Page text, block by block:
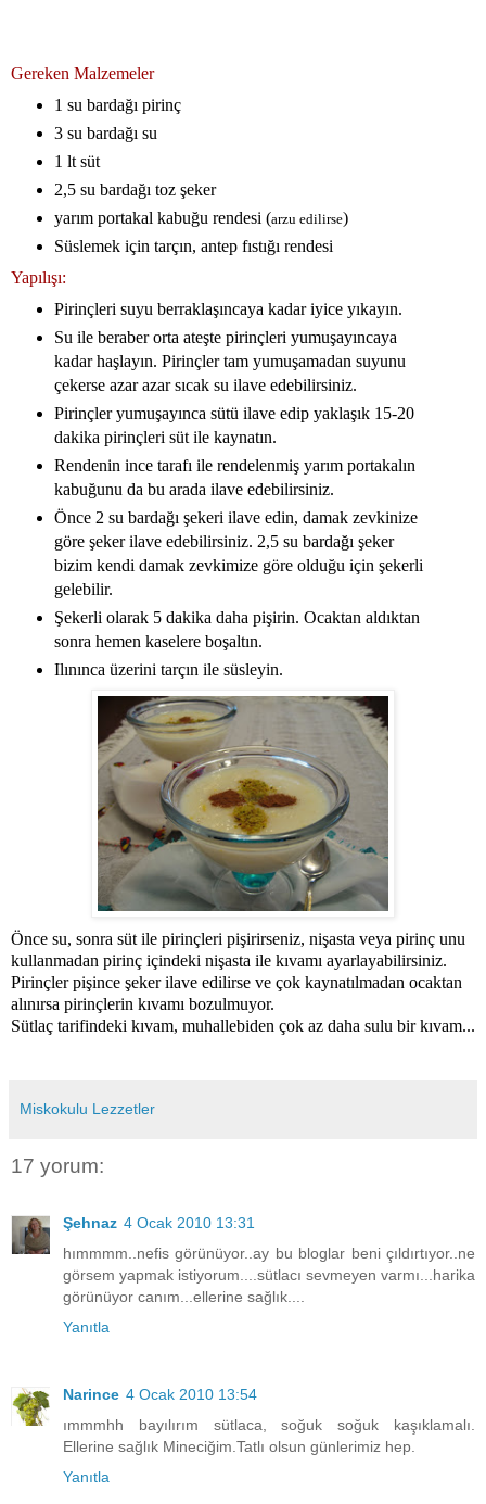
Gereken Malzemeler
1 su bardağı pirinç
3 su bardağı su
1 lt süt
2,5 su bardağı toz şeker
yarım portakal kabuğu rendesi (arzu edilirse)
Süslemek için tarçın, antep fıstığı rendesi
Yapılışı:
Pirinçleri suyu berraklaşıncaya kadar iyice yıkayın.
Su ile beraber orta ateşte pirinçleri yumuşayıncaya
kadar haşlayın. Pirinçler tam yumuşamadan suyunu
çekerse azar azar sıcak su ilave edebilirsiniz.
Pirinçler yumuşayınca sütü ilave edip yaklaşık 15-20
dakika pirinçleri süt ile kaynatın.
Rendenin ince tarafı ile rendelenmiş yarım portakalın
kabuğunu da bu arada ilave edebilirsiniz.
Önce 2 su bardağı şekeri ilave edin, damak zevkinize
göre şeker ilave edebilirsiniz. 2,5 su bardağı şeker
bizim kendi damak zevkimize göre olduğu için şekerli
gelebilir.
Şekerli olarak 5 dakika daha pişirin. Ocaktan aldıktan
sonra hemen kaselere boşaltın.
Ilınınca üzerini tarçın ile süsleyin.
Önce su, sonra süt ile pirinçleri pişirirseniz, nişasta veya pirinç unu
kullanmadan pirinç içindeki nişasta ile kıvamı ayarlayabilirsiniz.
Pirinçler pişince şeker ilave edilirse ve çok kaynatılmadan ocaktan
alınırsa pirinçlerin kıvamı bozulmuyor.
Sütlaç tarifindeki kıvam, muhallebiden çok az daha sulu bir kıvam...
Miskokulu Lezzetler
17 yorum:
Şehnaz 4 Ocak 2010 13:31
hımmmm..nefis görünüyor..ay bu bloglar beni çıldırtıyor..ne
görsem yapmak istiyorum....sütlacı sevmeyen varmı...harika
görünüyor canım...ellerine sağlık....
Yanıtla
Narince 4 Ocak 2010 13:54
ımmmhh bayılırım sütlaca, soğuk soğuk kaşıklamalı.
Ellerine sağlık Mineciğim.Tatlı olsun günlerimiz hep.
Yanıtla